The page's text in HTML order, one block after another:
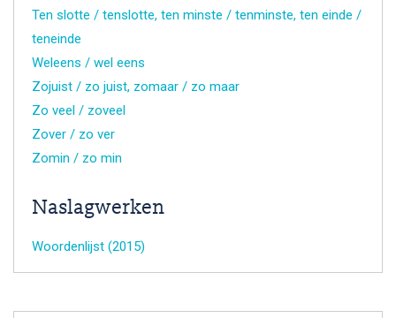
Ten slotte / tenslotte, ten minste / tenminste, ten einde /
teneinde
Weleens / wel eens
Zojuist / zo juist, zomaar / zo maar
Zo veel / zoveel
Zover / zo ver
Zomin / zo min
Naslagwerken
Woordenlijst (2015)